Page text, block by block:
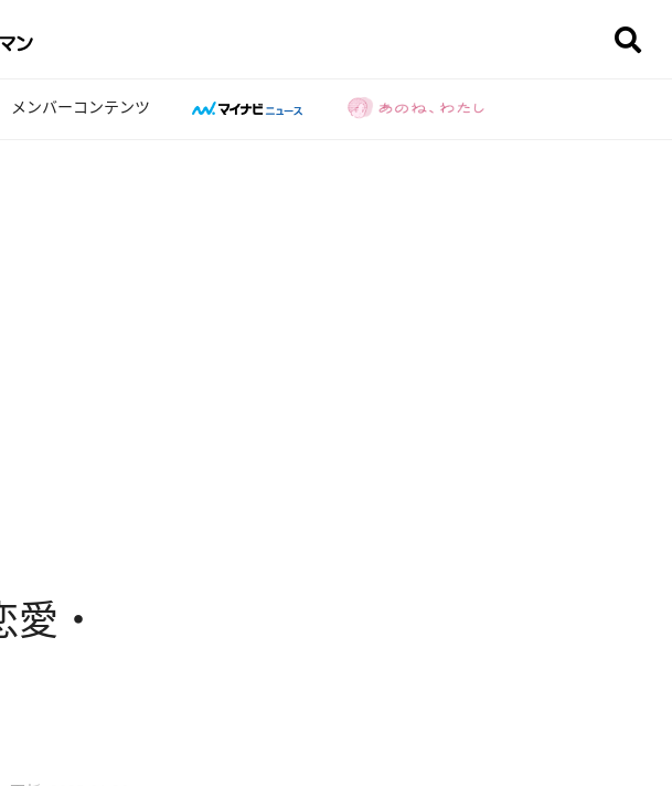
メンバーコンテンツ
・